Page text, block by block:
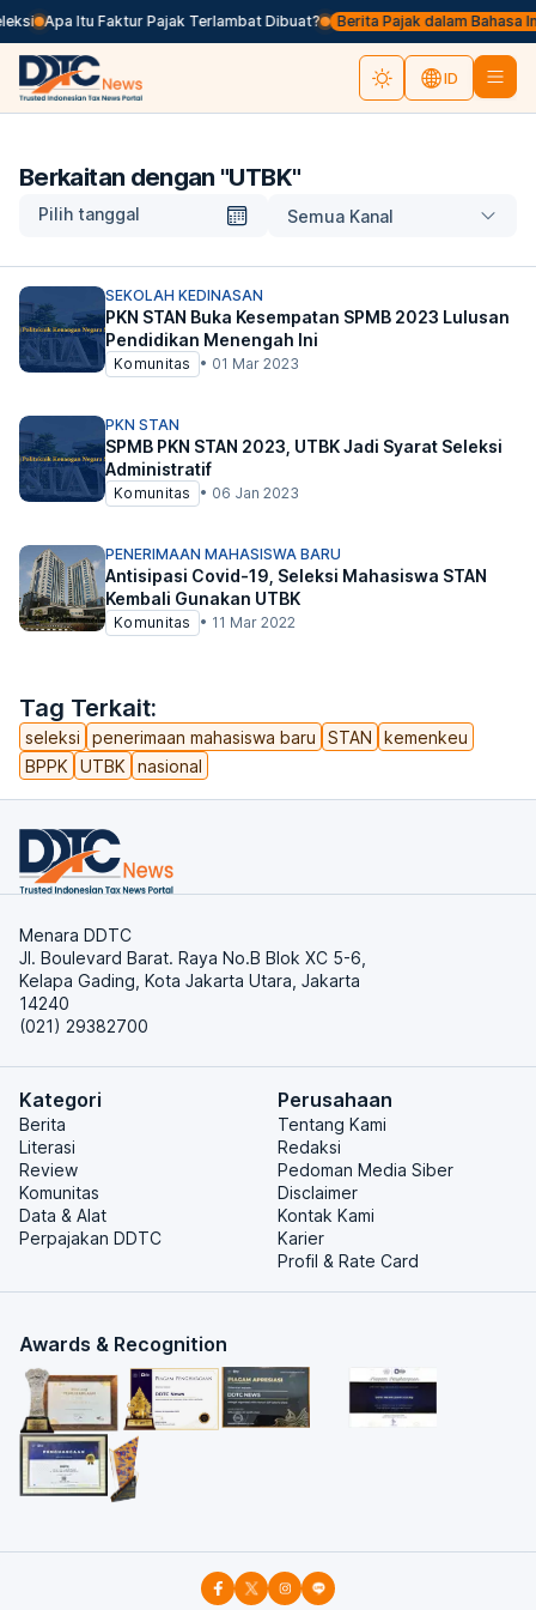
Apa Itu Faktur Pajak Terlambat Dibuat? Berita Pajak dalam Bahasa
ID
Berkaitan dengan "UTBK"
Pilih tanggal Semua Kanal
Tag Terkait:
seleksi penerimaan mahasiswa baru STAN
kemenkeu
BPPK
UTBK nasional
SEKOLAH KEDINASAN
PKN STAN Buka Kesempatan SPMB 2023 Lulusan
Pendidikan Menengah Ini
Komunitas • 01 Mar 2023
PKN STAN
SPMB PKN STAN 2023, UTBK Jadi Syarat Seleksi
Administratif
Komunitas • 06 Jan 2023
PENERIMAAN MAHASISWA BARU
Antisipasi Covid-19, Seleksi Mahasiswa STAN
Kembali Gunakan UTBK
Komunitas • 11 Mar 2022
Menara DDTC
Jl. Boulevard Barat. Raya No.B Blok XC 5-6,
Kelapa Gading, Kota Jakarta Utara, Jakarta
14240
(021) 29382700
Kategori
Berita
Literasi
Review
Komunitas
Data & Alat
Perpajakan DDTC
Perusahaan
Tentang Kami
Redaksi
Pedoman Media Siber
Disclaimer
Kontak Kami
Karier
Profil & Rate Card
Awards & Recognition